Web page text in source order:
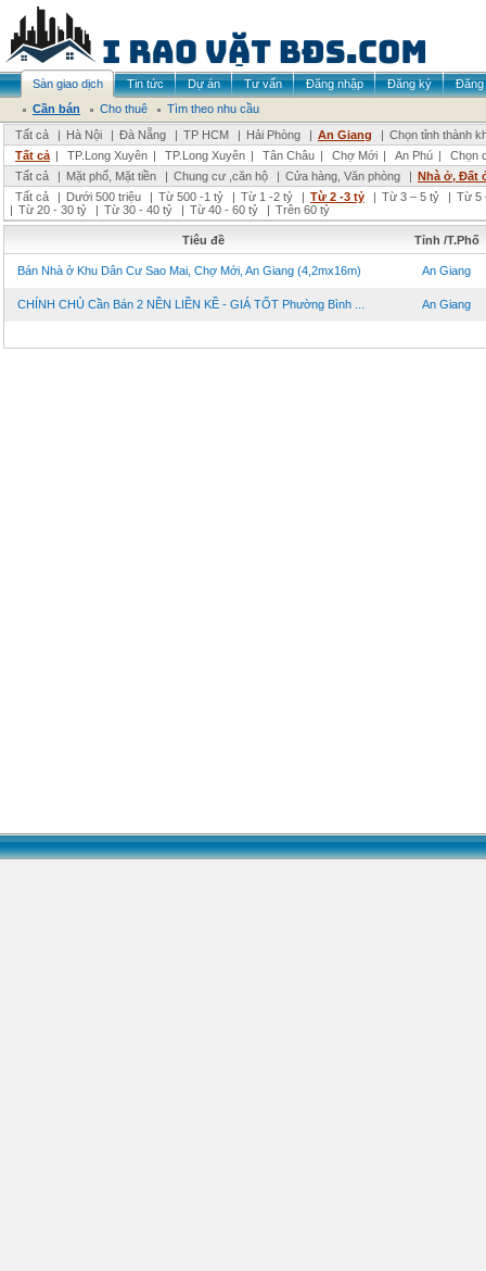
Sàn giao dịch Tin tức Dự án Tư vấn Đăng nhập Đăng ký
Đăng
Cần bán
Cho thuê
Tìm theo nhu cầu
Tất cả
| Hà Nội | Đà Nẵng | TP HCM | Hải Phòng | An Giang | Chọn tỉnh thành
Tất cả | TP.Long Xuyên | TP.Long Xuyên | Tân Châu | Chợ Mới | An Phú |
Chọn
Tất cả
| Mặt phố, Mặt tiền | Chung cư ,căn hộ | Cửa hàng, Văn phòng | Nhà ở, Đất
Tất cả
| Dưới 500 triệu | Từ 500 -1 tỷ | Từ 1 -2 tỷ | Từ 2 -3 tỷ | Từ 3 – 5 tỷ | Từ 5
| Từ 20 - 30 tỷ | Từ 30 - 40 tỷ | Từ 40 - 60 tỷ | Trên 60 tỷ
Tiêu đề Tỉnh /T.Phố
Bán Nhà ở Khu Dân Cư Sao Mai, Chợ Mới, An Giang (4,2mx16m) An Giang
CHÍNH CHỦ Cần Bán 2 NỀN LIỀN KỀ - GIÁ TỐT Phường Bình ... An Giang